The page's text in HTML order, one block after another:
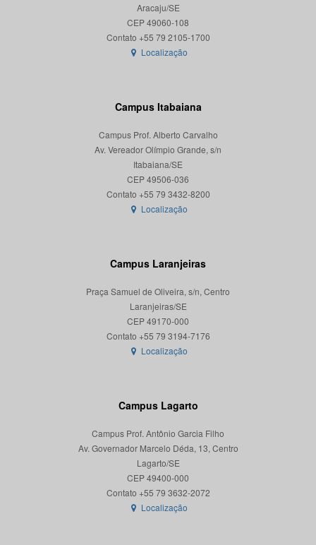
Aracaju/SE
CEP 49060-108
Localização
Campus Itabaiana
Campus Prof. Alberto Carvalho
Av. Vereador Olímpio Grande, s/n
Itabaiana/SE
CEP 49506-036
Localização
Campus Laranjeiras
Praça Samuel de Oliveira, s/n, Centro
Laranjeiras/SE
CEP 49170-000
Localização
Campus Lagarto
Campus Prof. Antônio Garcia Filho
Av. Governador Marcelo Déda, 13, Centro
Lagarto/SE
CEP 49400-000
Localização